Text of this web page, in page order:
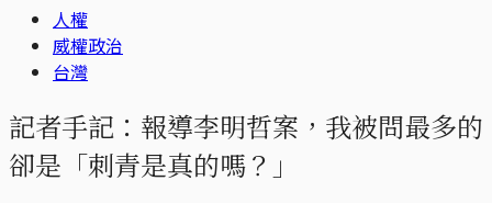
人權
威權政治
台灣
記者手記：報導李明哲案，我被問最多的
卻是「刺青是真的嗎？」